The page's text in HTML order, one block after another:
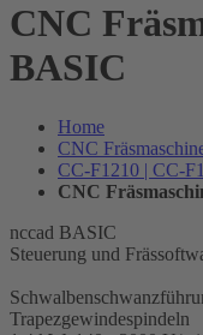
CNC
BASIC
Home
CNC
CC-F1210 | CC-
CNC
nccad BASIC
Steuerung und
Trapezgewindespindeln